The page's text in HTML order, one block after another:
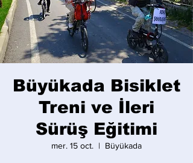
Büyükada Bisiklet
Treni ve İleri
Sürüş Eğitimi
mer. 15 oct.
  |
Büyükada